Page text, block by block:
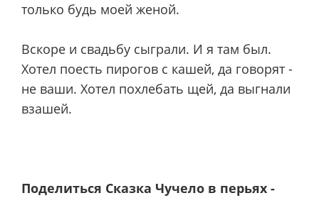
только будь моей женой.
Вскоре и свадьбу сыграли. И я там был.
Хотел поесть пирогов с кашей, да говорят -
не ваши. Хотел похлебать щей, да выгнали
взашей.
Поделиться Сказка Чучело в перьях -